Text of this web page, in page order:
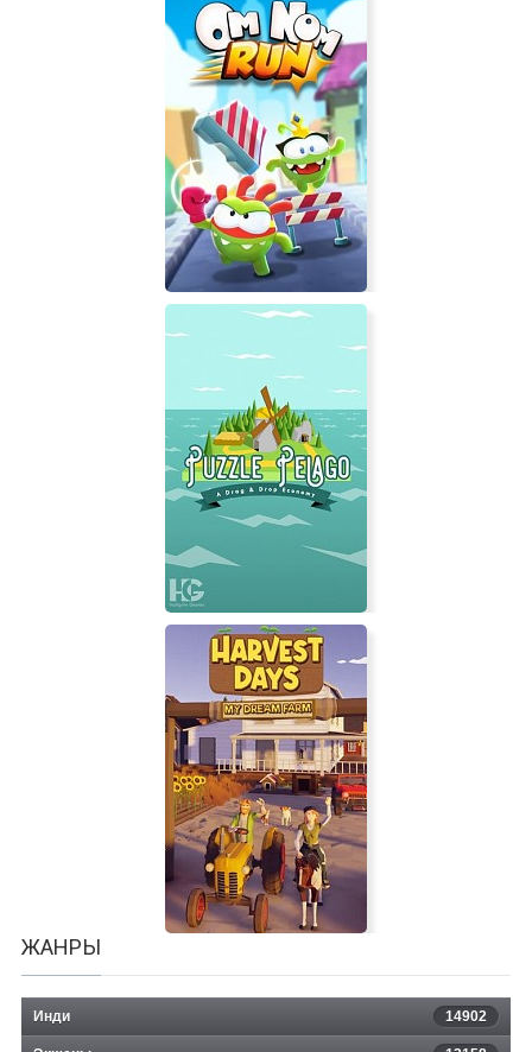
Charna
Om Nom: Run
Puzzle Pelago - A Drag and Drop
Economy
ЖАНРЫ
Инди 14902